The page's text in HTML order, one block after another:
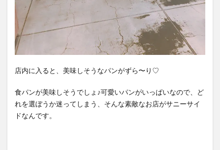
喫茶
店ラ
ンキ
ング
め
店内に入ると、美味しそうなパンがずら〜り♡
食パンが美味しそうでしょ♪可愛いパンがいっぱいなので、ど
れを選ぼうか迷ってしまう、そんな素敵なお店がサニーサイ
ドなんです。